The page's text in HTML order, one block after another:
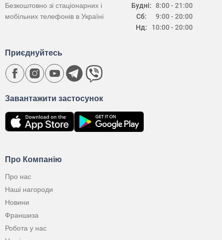
Будні:
Сб:
Нд:
8:00 - 21:00
9:00 - 20:00
10:00 - 20:00
Безкоштовно зі стаціонарних і
мобільних телефонів в Україні
Про Компанію
Про нас
Наші нагороди
Новини
Франшиза
Робота у нас
Завантажити застосунок
Приєднуйтесь